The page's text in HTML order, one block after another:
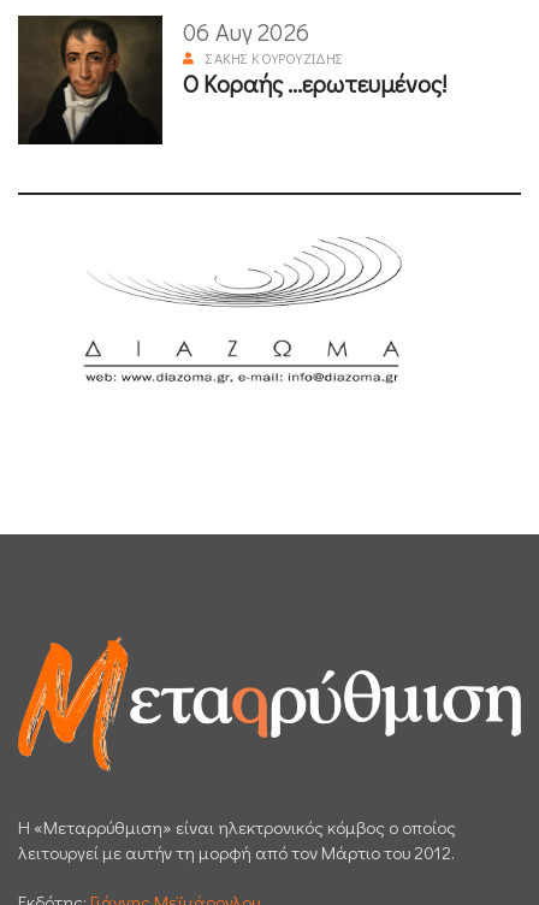
06 Αυγ 2026
ΣΆΚΗΣ ΚΟΥΡΟΥΖΊΔΗΣ
Ο Κοραής ...ερωτευμένος!
H «Μεταρρύθμιση» είναι ηλεκτρονικός κόμβος ο οποίος
λειτουργεί με αυτήν τη μορφή από τον Μάρτιο του 2012.